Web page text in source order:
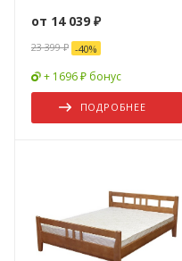
от 14 039 ₽
23 399 ₽ -40%
+ 1696 ₽ бонус
ПОДРОБНЕЕ